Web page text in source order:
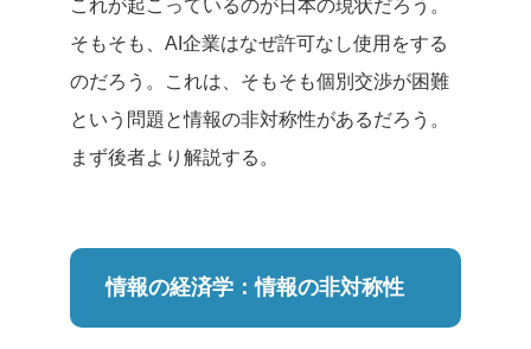
これが起こっているのが日本の現状だろう。
そもそも、AI企業はなぜ許可なし使用をする
のだろう。これは、そもそも個別交渉が困難
という問題と情報の非対称性があるだろう。
まず後者より解説する。
情報の経済学：情報の非対称性